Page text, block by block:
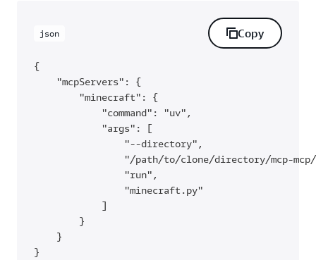
json Copy
{
    "mcpServers": {
        "minecraft": {
            "command": "uv",
            "args": [
                "--directory",
"/path/to/clone/directory/mcp-
                "run",
                "minecraft.py"
            ]
        }
    }
}